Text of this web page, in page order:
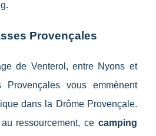
Provençales
de Venterol, entre Nyons et
Provençales vous emmènent
dans la Drôme Provençale.
ressourcement, ce camping